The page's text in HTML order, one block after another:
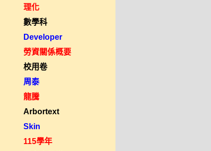
理化
數學科
Developer
勞資關係概要
校用卷
周泰
龍騰
Arbortext
Skin
115學年